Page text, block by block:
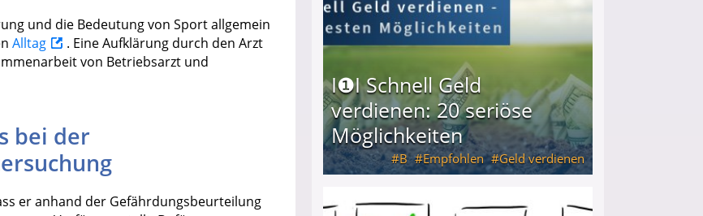
und die Bedeutung von Sport allgemein
Alltag
. Eine Aufklärung durch den Arzt
von Betriebsarzt und
bei der
er anhand der Gefährdungsbeurteilung
I❶I Schnell Geld
verdienen: 20 seriöse
Möglichkeiten
B Empfohlen Geld verdienen